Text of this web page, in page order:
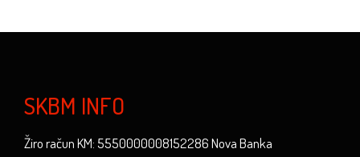
SKBM INFO
Žiro račun KM: 5550000008152286 Nova Banka